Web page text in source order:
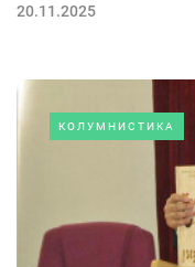
20.11.2025
КОЛУМНИСТИКА